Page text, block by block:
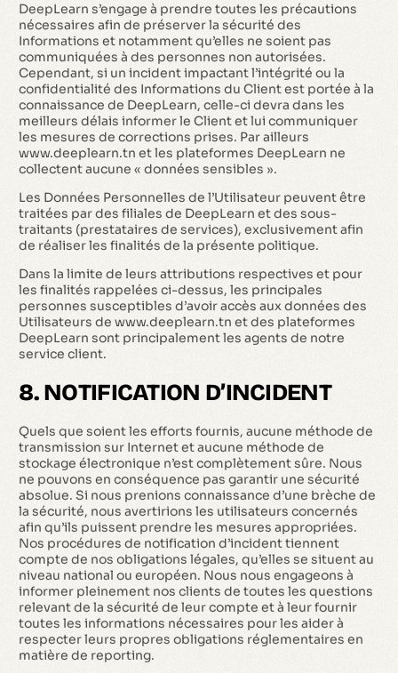
DeepLearn s’engage à prendre toutes les précautions
nécessaires afin de préserver la sécurité des
Informations et notamment qu’elles ne soient pas
communiquées à des personnes non autorisées.
Cependant, si un incident impactant l’intégrité ou la
confidentialité des Informations du Client est portée à la
connaissance de DeepLearn, celle-ci devra dans les
meilleurs délais informer le Client et lui communiquer
les mesures de corrections prises. Par ailleurs
www.deeplearn.tn et les plateformes DeepLearn ne
collectent aucune « données sensibles ».
Les Données Personnelles de l’Utilisateur peuvent être
traitées par des filiales de DeepLearn et des sous-
traitants (prestataires de services), exclusivement afin
de réaliser les finalités de la présente politique.
Dans la limite de leurs attributions respectives et pour
les finalités rappelées ci-dessus, les principales
personnes susceptibles d’avoir accès aux données des
Utilisateurs de www.deeplearn.tn et des plateformes
DeepLearn sont principalement les agents de notre
service client.
8. NOTIFICATION D’INCIDENT
Quels que soient les efforts fournis, aucune méthode de
transmission sur Internet et aucune méthode de
stockage électronique n’est complètement sûre. Nous
ne pouvons en conséquence pas garantir une sécurité
absolue. Si nous prenions connaissance d’une brèche de
la sécurité, nous avertirions les utilisateurs concernés
afin qu’ils puissent prendre les mesures appropriées.
Nos procédures de notification d’incident tiennent
compte de nos obligations légales, qu’elles se situent au
niveau national ou européen. Nous nous engageons à
informer pleinement nos clients de toutes les questions
relevant de la sécurité de leur compte et à leur fournir
toutes les informations nécessaires pour les aider à
respecter leurs propres obligations réglementaires en
matière de reporting.